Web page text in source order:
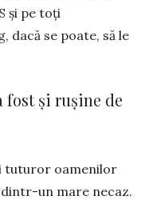
și pe toți
dacă se poate, să le
fost și rușine de
tuturor oa­menilor
un mare necaz.